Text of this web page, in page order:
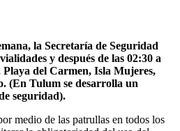
la Secretaría de Seguridad
y después de las 02:30 a
Playa del Carmen, Isla Mujeres,
(En Tulum se desarrolla un
seguridad).
medio de las patrullas en todos los